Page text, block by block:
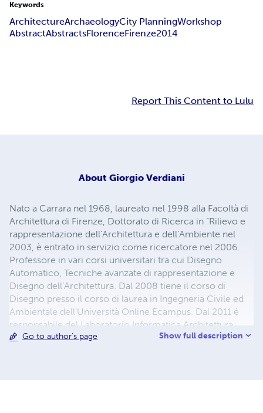
Keywords
ArchitectureArchaeologyCity PlanningWorkshop
AbstractAbstractsFlorenceFirenze2014
Report This Content to Lulu
About Giorgio Verdiani
Nato a Carrara nel 1968, laureato nel 1998 alla Facoltà di
Architettura di Firenze, Dottorato di Ricerca in “Rilievo e
rappresentazione dell’Architettura e dell’Ambiente nel
2003, è entrato in servizio come ricercatore nel 2006.
Professore in vari corsi universitari tra cui Disegno
Automatico, Tecniche avanzate di rappresentazione e
Disegno dell’Architettura. Dal 2008 tiene il corso di
Disegno presso il corso di laurea in Ingegneria Civile ed
Ambientale dell'Università Online Ecampus. Dal 2011 è
responsabile del Laboratorio Informatica Architettura
(LIA) della Facoltà di Architettura di Firenze. Attivo
Go to author's page Show full description